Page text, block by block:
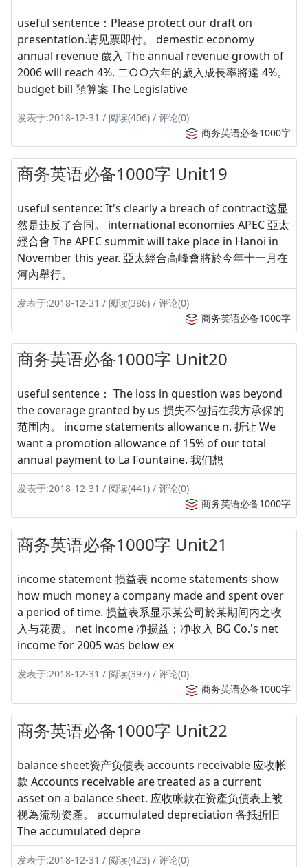
useful sentence：Please protect our draft on
presentation.请见票即付。 demestic economy
annual revenue 歲入 The annual revenue growth of
2006 will reach 4%. 二○○六年的歲入成長率將達 4%。
budget bill 預算案 The Legislative
发表于:2018-12-31 / 阅读(406) / 评论(0)
商务英语必备1000字
商务英语必备1000字 Unit19
useful sentence: It's clearly a breach of contract这显
然是违反了合同。 international economies APEC 亞太
經合會 The APEC summit will take place in Hanoi in
November this year. 亞太經合高峰會將於今年十一月在
河內舉行。
发表于:2018-12-31 / 阅读(386) / 评论(0)
商务英语必备1000字
商务英语必备1000字 Unit20
useful sentence： The loss in question was beyond
the coverage granted by us 损失不包括在我方承保的
范围内。 income statements allowance n. 折让 We
want a promotion allowance of 15% of our total
annual payment to La Fountaine. 我们想
发表于:2018-12-31 / 阅读(441) / 评论(0)
商务英语必备1000字
商务英语必备1000字 Unit21
income statement 损益表 ncome statements show
how much money a company made and spent over
a period of time. 损益表系显示某公司於某期间内之收
入与花费。 net income 净损益；净收入 BG Co.'s net
income for 2005 was below ex
发表于:2018-12-31 / 阅读(397) / 评论(0)
商务英语必备1000字
商务英语必备1000字 Unit22
balance sheet资产负债表 accounts receivable 应收帐
款 Accounts receivable are treated as a current
asset on a balance sheet. 应收帐款在资產负债表上被
视為流动资產。 accumulated depreciation 备抵折旧
The accumulated depre
发表于:2018-12-31 / 阅读(423) / 评论(0)